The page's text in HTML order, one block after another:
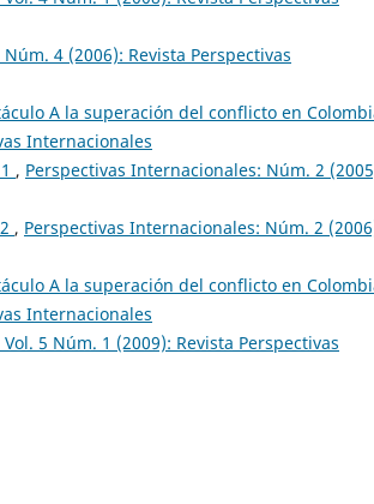
4 (2006): Revista Perspectivas
A la superación del conflicto en
Internacionales
, Perspectivas Internacionales: Núm. 2
, Perspectivas Internacionales: Núm. 2
A la superación del conflicto en
Internacionales
5 Núm. 1 (2009): Revista Perspectivas